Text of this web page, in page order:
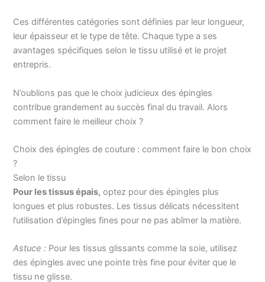
Ces différentes catégories sont définies par leur longueur,
leur épaisseur et le type de tête. Chaque type a ses
avantages spécifiques selon le tissu utilisé et le projet
entrepris.
N’oublions pas que le choix judicieux des épingles
contribue grandement au succès final du travail. Alors
comment faire le meilleur choix ?
Choix des épingles de couture : comment faire le bon choix
?
Selon le tissu
Pour les tissus épais, optez pour des épingles plus
longues et plus robustes. Les tissus délicats nécessitent
l’utilisation d’épingles fines pour ne pas abîmer la matière.
Astuce : Pour les tissus glissants comme la soie, utilisez
des épingles avec une pointe très fine pour éviter que le
tissu ne glisse.